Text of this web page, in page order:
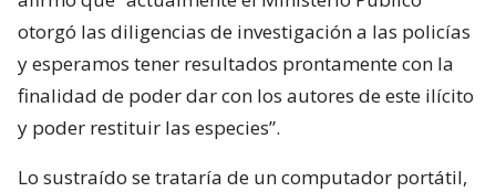
otorgó las diligencias de investigación a las policías
y esperamos tener resultados prontamente con la
finalidad de poder dar con los autores de este ilícito
y poder restituir las especies”.
Lo sustraído se trataría de un computador portátil,